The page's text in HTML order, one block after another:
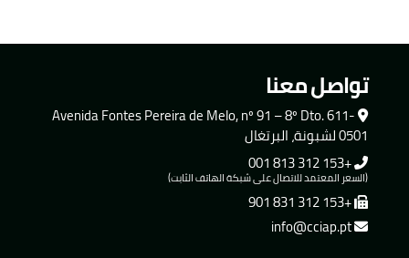
تواصل معنا
Avenida Fontes Pereira de Melo, nº 91 – 8º Dto. 611-
0501 لشبونة، البرتغال
+153 312 813 001
(السعر المعتمد للاتصال على شبكة الهاتف الثابت)
+153 312 831 901
info@cciap.pt